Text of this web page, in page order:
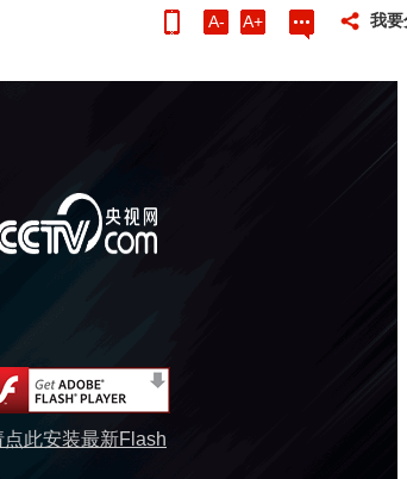
A- A+ 我要
点此安装最新Flash